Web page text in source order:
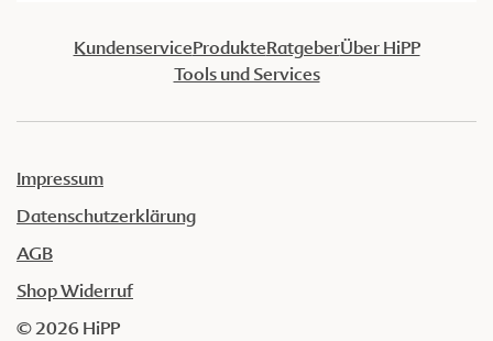
KundenserviceProdukteRatgeberÜber HiPP
Tools und Services
Impressum
Datenschutzerklärung
AGB
Shop Widerruf
© 2026 HiPP